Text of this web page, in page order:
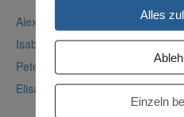
Alexander Reich
Isabel Reich
Peter Uwe Hesse
Elisabeth Hüttche
Alles
Einzeln